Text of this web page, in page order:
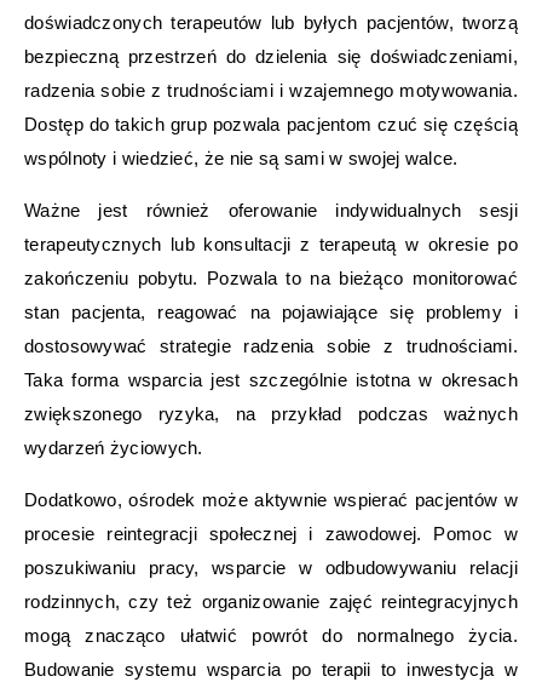
doświadczonych terapeutów lub byłych pacjentów, tworzą
bezpieczną przestrzeń do dzielenia się doświadczeniami,
radzenia sobie z trudnościami i wzajemnego motywowania.
Dostęp do takich grup pozwala pacjentom czuć się częścią
wspólnoty i wiedzieć, że nie są sami w swojej walce.
Ważne jest również oferowanie indywidualnych sesji
terapeutycznych lub konsultacji z terapeutą w okresie po
zakończeniu pobytu. Pozwala to na bieżąco monitorować
stan pacjenta, reagować na pojawiające się problemy i
dostosowywać strategie radzenia sobie z trudnościami.
Taka forma wsparcia jest szczególnie istotna w okresach
zwiększonego ryzyka, na przykład podczas ważnych
wydarzeń życiowych.
Dodatkowo, ośrodek może aktywnie wspierać pacjentów w
procesie reintegracji społecznej i zawodowej. Pomoc w
poszukiwaniu pracy, wsparcie w odbudowywaniu relacji
rodzinnych, czy też organizowanie zajęć reintegracyjnych
mogą znacząco ułatwić powrót do normalnego życia.
Budowanie systemu wsparcia po terapii to inwestycja w